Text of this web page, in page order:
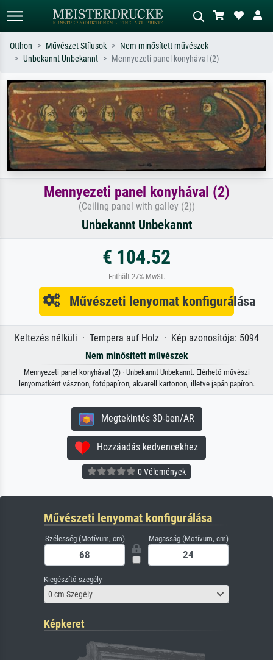
Keressen művész, műcím vagy stílus
szerint – pl. Monet, Csillagos éj,
impresszionizmus, Hokusai-hullám,
akt.
Írja le a jelenetet – pl. zöld rét, sok
piros absztrakt, sötét olajkép, álló akt
egy fa mellett.
Otthon Művészet Stílusok
Nem minősített művészek
Unbekannt Unbekannt
Mennyezeti panel konyhával (2)
Mennyezeti panel konyhával (2)
(Ceiling panel with galley (2))
Unbekannt Unbekannt
€ 104.52
Enthält 27% MwSt.
Művészeti lenyomat konfigurálása
Keltezés nélküli · Tempera auf Holz · Kép azonosítója: 5094
Nem minősített művészek
Mennyezeti panel konyhával (2) · Unbekannt Unbekannt. Elérhető művészi
lenyomatként vásznon, fotópapíron, akvarell kartonon, illetve japán papíron.
Megtekintés 3D-ben/AR
Hozzáadás kedvencekhez
0 Vélemények
Művészeti lenyomat konfigurálása
Szélesség (Motívum, cm) Magasság (Motívum, cm)
Kiegészítő szegély
0 cm Szegély
Képkeret